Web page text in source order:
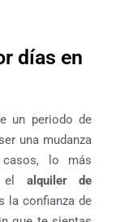
días en
un periodo de
una mudanza
lo más
el alquiler de
la confianza de